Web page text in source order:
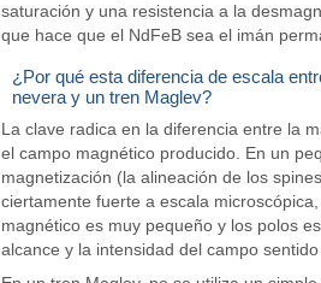
saturación y una resistencia a la
que hace que el NdFeB sea el imán
¿Por qué esta diferencia de escala
nevera y un tren Maglev?
La clave radica en la diferencia entre la
el campo magnético producido. En un
magnetización (la alineación de los
ciertamente fuerte a escala
magnético es muy pequeño y los polos
alcance y la intensidad del campo sentido